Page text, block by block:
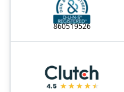
860519526